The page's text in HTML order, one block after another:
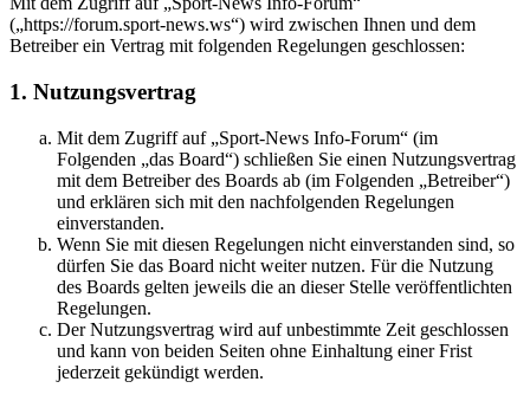
(„https://forum.sport-news.ws“) wird zwischen Ihnen und dem
Betreiber ein Vertrag mit folgenden Regelungen geschlossen:
1. Nutzungsvertrag
Mit dem Zugriff auf „Sport-News Info-Forum“ (im
Folgenden „das Board“) schließen Sie einen Nutzungsvertrag
mit dem Betreiber des Boards ab (im Folgenden „Betreiber“)
und erklären sich mit den nachfolgenden Regelungen
einverstanden.
Wenn Sie mit diesen Regelungen nicht einverstanden sind, so
dürfen Sie das Board nicht weiter nutzen. Für die Nutzung
des Boards gelten jeweils die an dieser Stelle veröffentlichten
Regelungen.
Der Nutzungsvertrag wird auf unbestimmte Zeit geschlossen
und kann von beiden Seiten ohne Einhaltung einer Frist
jederzeit gekündigt werden.